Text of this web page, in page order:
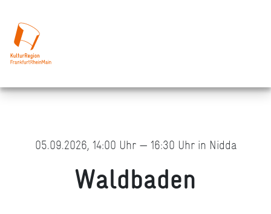
05.09.2026, 14:00 Uhr — 16:30 Uhr in Nidda
Waldbaden